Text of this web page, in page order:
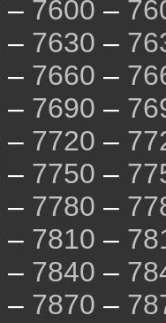
– 7600 –
– 7630 –
– 7660 –
– 7690 –
– 7720 –
– 7750 –
– 7780 –
– 7810 –
– 7840 –
– 7870 –